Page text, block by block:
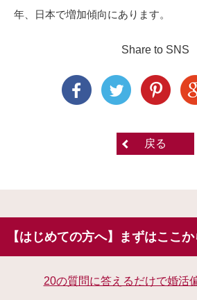
年、日本で増加傾向にあります。
Share to SNS
戻る
【はじめての方へ】まずはここか
20の質問に答えるだけで婚活